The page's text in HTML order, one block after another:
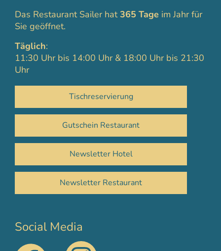
Das Restaurant Sailer hat365 Tage im Jahr für
Sie geöffnet.
Täglich:
11:30 Uhr bis 14:00 Uhr & 18:00 Uhr bis 21:30
Uhr
Tischreservierung
Gutschein Restaurant
Newsletter Hotel
Newsletter Restaurant
Social Media